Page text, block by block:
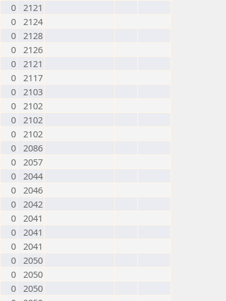
0 2121
0 2124
0 2128
0 2126
0 2121
0 2117
0 2103
0 2102
0 2102
0 2102
0 2086
0 2057
0 2044
0 2046
0 2042
0 2041
0 2041
0 2041
0 2050
0 2050
0 2050